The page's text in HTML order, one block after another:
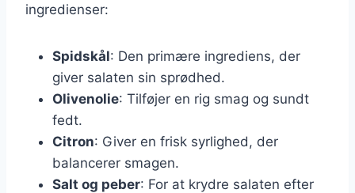
ingredienser:
Spidskål: Den primære ingrediens, der
giver salaten sin sprødhed.
Olivenolie: Tilføjer en rig smag og sundt
fedt.
Citron: Giver en frisk syrlighed, der
balancerer smagen.
Salt og peber: For at krydre salaten efter